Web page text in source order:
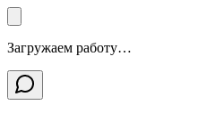
Загружаем работу…